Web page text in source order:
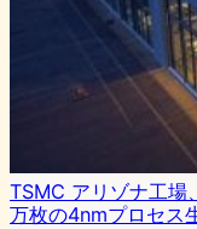
TSMC アリゾナ工場
万枚の4nmプロセス